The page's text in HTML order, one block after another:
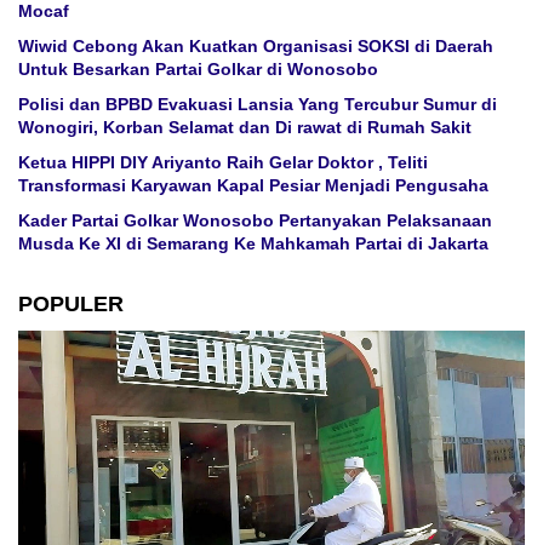
Mocaf
Wiwid Cebong Akan Kuatkan Organisasi SOKSI di Daerah
Untuk Besarkan Partai Golkar di Wonosobo
Polisi dan BPBD Evakuasi Lansia Yang Tercubur Sumur di
Wonogiri, Korban Selamat dan Di rawat di Rumah Sakit
Ketua HIPPI DIY Ariyanto Raih Gelar Doktor , Teliti
Transformasi Karyawan Kapal Pesiar Menjadi Pengusaha
Kader Partai Golkar Wonosobo Pertanyakan Pelaksanaan
Musda Ke XI di Semarang Ke Mahkamah Partai di Jakarta
POPULER